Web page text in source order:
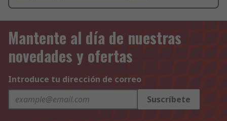
Mantente al día de nuestras
novedades y ofertas
Introduce tu dirección de correo
Suscríbete